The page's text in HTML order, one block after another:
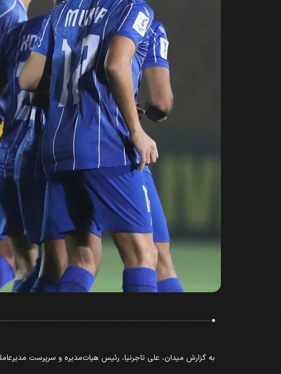
به گزارش میدان، علی تاجرنیا، رئیس هیات‌مدیره و سرپرست